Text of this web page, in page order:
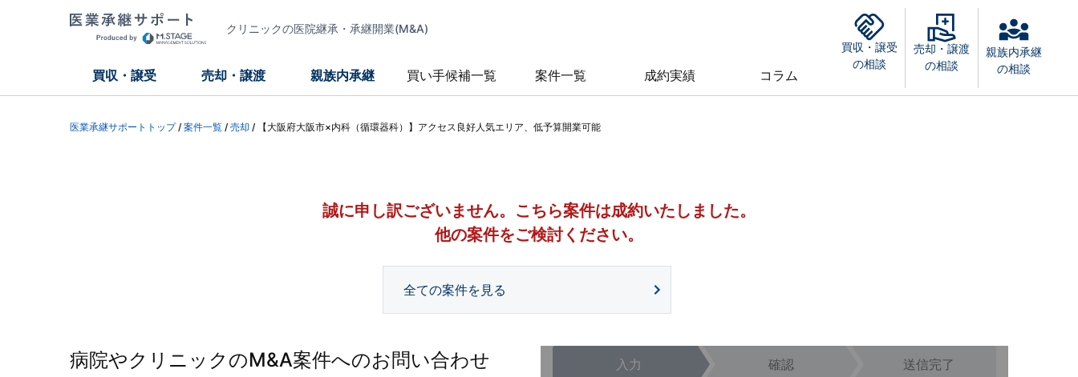
クリニックの医院継承・承継開業(M&A)
買収・譲受 売却・譲渡 親族内承継 買い手候補一覧 案件一覧 成約実績 コラム
買収・譲受
の相談
売却・譲渡
の相談
親族内承継
の相談
医業承継サポートトップ/ 案件一覧 / 売却 / 【大阪府大阪市×内科（循環器科）】アクセス良好人気エリア、低予算開業可能
誠に申し訳ございません。 こちら案件は成約いたしました。
他の案件をご検討ください。
全ての案件を見る
病院やクリニックのM&A案件へのお問い合わせ 入力 確認 送信完了